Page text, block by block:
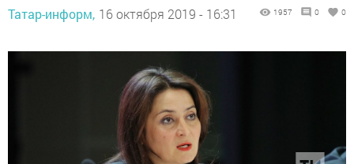
Татар-информ, 16 октября 2019 - 16:31 1957 0 0